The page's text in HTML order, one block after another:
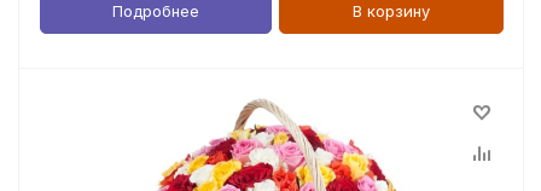
Подробнее В корзину